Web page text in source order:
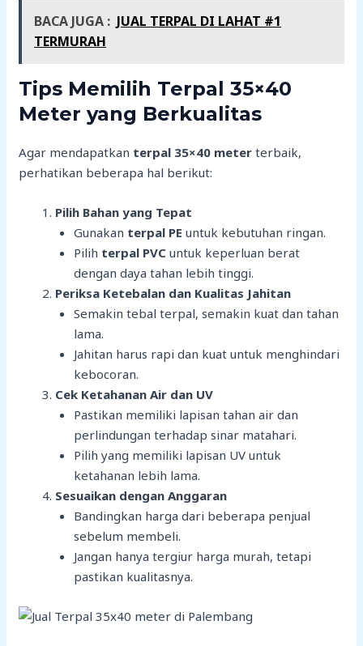
BACA JUGA : JUAL TERPAL DI LAHAT #1
TERMURAH
Tips Memilih Terpal 35×40
Meter yang Berkualitas
Agar mendapatkan terpal 35×40 meter terbaik,
perhatikan beberapa hal berikut:
Pilih Bahan yang Tepat
Gunakan terpal PE untuk kebutuhan ringan.
Pilih terpal PVCuntuk keperluan berat
dengan daya tahan lebih tinggi.
Periksa Ketebalan dan Kualitas Jahitan
Semakin tebal terpal, semakin kuat dan tahan
lama.
Jahitan harus rapi dan kuat untuk menghindari
kebocoran.
Cek Ketahanan Air dan UV
Pastikan memiliki lapisan tahan air dan
perlindungan terhadap sinar matahari.
Pilih yang memiliki lapisan UV untuk
ketahanan lebih lama.
Sesuaikan dengan Anggaran
Bandingkan harga dari beberapa penjual
sebelum membeli.
Jangan hanya tergiur harga murah, tetapi
pastikan kualitasnya.